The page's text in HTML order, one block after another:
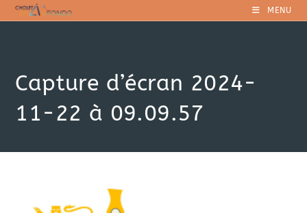
Skip
to
MENU
Capture d’écran 2024-
11-22 à 09.09.57